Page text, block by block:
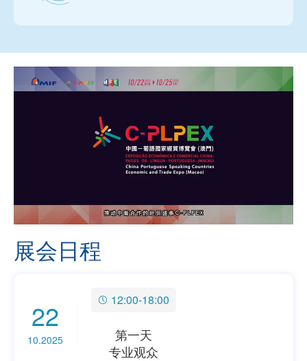
展会日程
22
10.2025
12:00-18:00
第一天
专业观众